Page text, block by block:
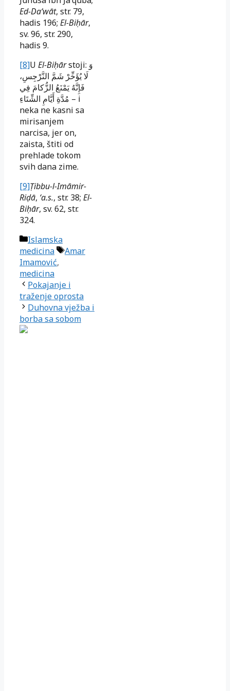
Ed-Daʻwāt, str. 79,
hadis 196; El-Biḥār,
sv. 96, str. 290,
hadis 9.
[8]U El-Biḥārstoji: وَ
لَا يُؤَخِّرْ شَمَّ النَّرْجِسِ،
فَإِنَّهُ يَمْنَعُ الزُّكامَ فِي
مُدَّةِ أَيَّامِ الشِّتَاءِ – i
neka ne kasni sa
mirisanjem
narcisa, jer on,
zaista, štiti od
prehlade tokom
svih dana zime.
[9]Ṭibbu-l-Imāmir-
Riḍā, ʻa.s., str. 38; El-
Biḥār, sv. 62, str.
324.
Kategorije
Islamska
medicina
Oznake
Amar
Imamović,
medicina
Pokajanje i
traženje oprosta
Duhovna vježba i
borba sa sobom